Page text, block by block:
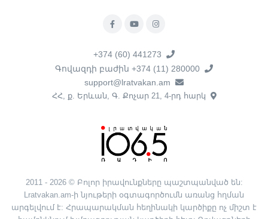
+374 (60) 441273
Գովազդի բաժին +374 (11) 280000
support@lratvakan.am
ՀՀ, ք. Երևան, Գ. Քոչար 21, 4-րդ հարկ
2011 - 2026 © Բոլոր իրավունքները պաշտպանված են:
Lratvakan.am-ի նյութերի օգտագործումն առանց հղման
արգելվում է: Հրապարակման հեղինակի կարծիքը ոչ միշտ է